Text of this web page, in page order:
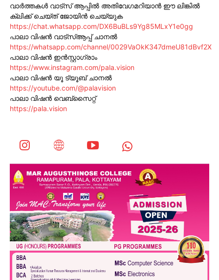
വാർത്തകൾ വാട്സ് ആപ്പിൽ അതിവേഗമറിയാൻ ഈ ലിങ്കിൽ
ക്ലിക്ക് ചെയ്ത് ജോയിൻ ചെയ്യുക
https://chat.whatsapp.com/DX6BuBLs9Yg85MLxY1e0gg
പാലാ വിഷൻ വാട്സ്ആപ്പ് ചാനൽ
https://whatsapp.com/channel/0029VaOkK347dmeU81dBvf2X
പാലാ വിഷൻ ഇൻസ്റ്റാഗ്രാം
https://www.instagram.com/pala.vision
പാലാ വിഷൻ യൂ ട്യൂബ് ചാനൽ
https://youtube.com/@palavision
പാലാ വിഷൻ വെബ്സൈറ്റ്
https://pala.vision